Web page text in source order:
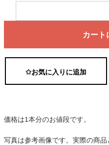
カート
✩お気に入りに追加
価格は1本分のお値段です。
写真は参考画像です。実際の商